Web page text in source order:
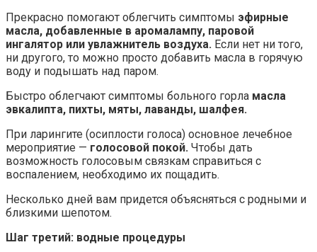
Прекрасно помогают облегчить симптомы эфирные
масла, добавленные в аромалампу, паровой
ингалятор или увлажнитель воздуха. Если нет ни того,
ни другого, то можно просто добавить масла в горячую
воду и подышать над паром.
Быстро облегчают симптомы больного горла масла
эвкалипта, пихты, мяты, лаванды, шалфея.
При ларингите (осиплости голоса) основное лечебное
мероприятие — голосовой покой. Чтобы дать
возможность голосовым связкам справиться с
воспалением, необходимо их пощадить.
Несколько дней вам придется объясняться с родными и
близкими шепотом.
Шаг третий: водные процедуры